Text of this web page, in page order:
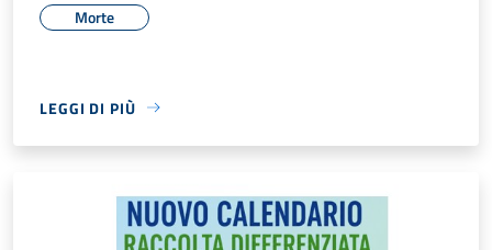
Morte
LEGGI DI PIÙ